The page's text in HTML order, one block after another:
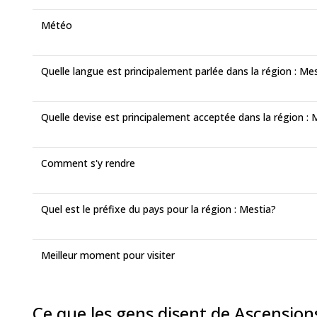
Météo
Quelle langue est principalement parlée dans la région :
Quelle devise est principalement acceptée dans la région :
Comment s'y rendre
Quel est le préfixe du pays pour la région : Mestia?
Meilleur moment pour visiter